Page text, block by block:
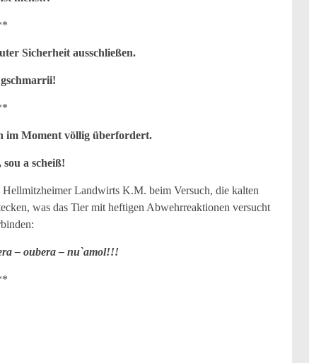
Sicherheit ausschließen.
im Moment völlig überfordert.
sou a scheiß!
Landwirts K.M. beim Versuch, die kalten
was das Tier mit heftigen Abwehrreaktionen versucht
– oubera – nu`amol!!!